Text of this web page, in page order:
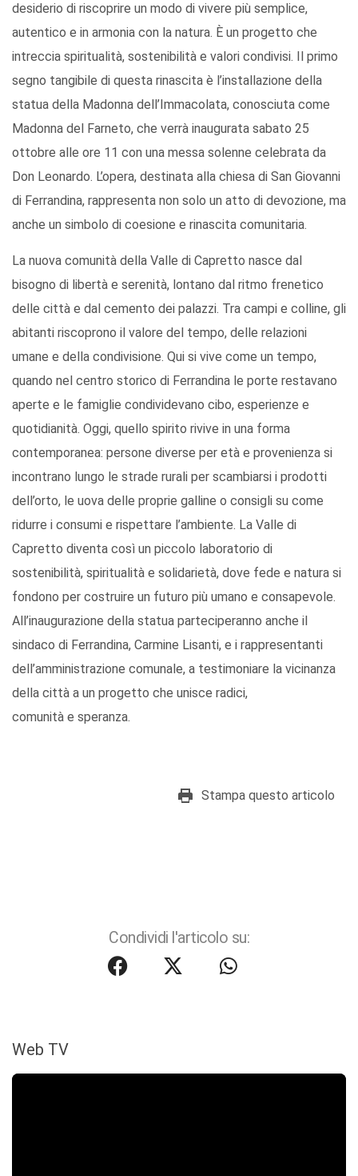
desiderio di riscoprire un modo di vivere più semplice,
autentico e in armonia con la natura. È un progetto che
intreccia spiritualità, sostenibilità e valori condivisi. Il primo
segno tangibile di questa rinascita è l’installazione della
statua della Madonna dell’Immacolata, conosciuta come
Madonna del Farneto, che verrà inaugurata sabato 25
ottobre alle ore 11 con una messa solenne celebrata da
Don Leonardo. L’opera, destinata alla chiesa di San Giovanni
di Ferrandina, rappresenta non solo un atto di devozione, ma
anche un simbolo di coesione e rinascita comunitaria.
La nuova comunità della Valle di Capretto nasce dal
bisogno di libertà e serenità, lontano dal ritmo frenetico
delle città e dal cemento dei palazzi. Tra campi e colline, gli
abitanti riscoprono il valore del tempo, delle relazioni
umane e della condivisione. Qui si vive come un tempo,
quando nel centro storico di Ferrandina le porte restavano
aperte e le famiglie condividevano cibo, esperienze e
quotidianità. Oggi, quello spirito rivive in una forma
contemporanea: persone diverse per età e provenienza si
incontrano lungo le strade rurali per scambiarsi i prodotti
dell’orto, le uova delle proprie galline o consigli su come
ridurre i consumi e rispettare l’ambiente. La Valle di
Capretto diventa così un piccolo laboratorio di
sostenibilità, spiritualità e solidarietà, dove fede e natura si
fondono per costruire un futuro più umano e consapevole.
All’inaugurazione della statua parteciperanno anche il
sindaco di Ferrandina, Carmine Lisanti, e i rappresentanti
dell’amministrazione comunale, a testimoniare la vicinanza
della città a un progetto che unisce radici,
comunità e speranza.
Stampa questo articolo
Condividi l'articolo su:
Web TV